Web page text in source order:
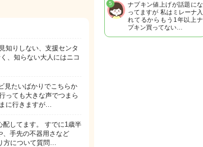
知りしない、支援センタ
、知らない大人にはニコ
見たいばかりでこちらか
っても大きな声でつまら
に行きますが…
してます。 すでに1歳半
、手先の不器用さなど
方について質問…
ナプキン値上げが話題にな
ってますが 私はミレーナ入
れてるからもう1年以上ナ
プキン買ってない…
5